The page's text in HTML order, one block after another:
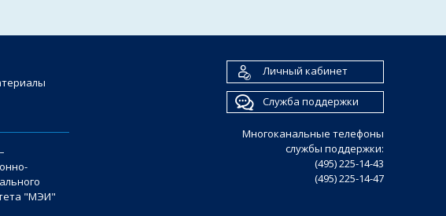
"МЭИ"
Личный кабинет
Служба поддержки
Многоканальные телефоны
службы поддержки:
(495) 225-14-43
(495) 225-14-47